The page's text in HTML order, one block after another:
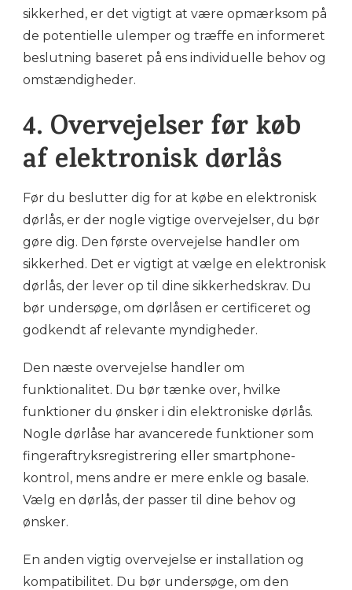
sikkerhed, er det vigtigt at være opmærksom på
de potentielle ulemper og træffe en informeret
beslutning baseret på ens individuelle behov og
omstændigheder.
4. Overvejelser før køb
af elektronisk dørlås
Før du beslutter dig for at købe en elektronisk
dørlås, er der nogle vigtige overvejelser, du bør
gøre dig. Den første overvejelse handler om
sikkerhed. Det er vigtigt at vælge en elektronisk
dørlås, der lever op til dine sikkerhedskrav. Du
bør undersøge, om dørlåsen er certificeret og
godkendt af relevante myndigheder.
Den næste overvejelse handler om
funktionalitet. Du bør tænke over, hvilke
funktioner du ønsker i din elektroniske dørlås.
Nogle dørlåse har avancerede funktioner som
fingeraftryksregistrering eller smartphone-
kontrol, mens andre er mere enkle og basale.
Vælg en dørlås, der passer til dine behov og
ønsker.
En anden vigtig overvejelse er installation og
kompatibilitet. Du bør undersøge, om den